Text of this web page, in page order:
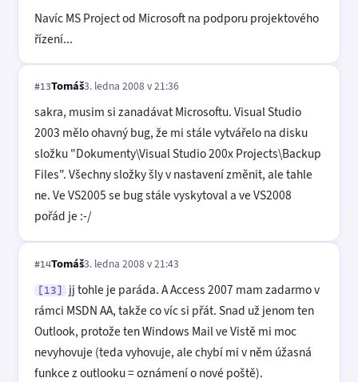
Navíc MS Project od Microsoft na podporu projektového
řízení...
#13Tomáš3. ledna 2008 v 21:36
sakra, musim si zanadávat Microsoftu. Visual Studio
2003 mělo ohavný bug, že mi stále vytvářelo na disku
složku "Dokumenty\Visual Studio 200x Projects\Backup
Files". Všechny složky šly v nastavení změnit, ale tahle
ne. Ve VS2005 se bug stále vyskytoval a ve VS2008
pořád je :-/
#14Tomáš3. ledna 2008 v 21:43
[13]
jj tohle je paráda. A Access 2007 mam zadarmo v
rámci MSDN AA, takže co víc si přát. Snad už jenom ten
Outlook, protože ten Windows Mail ve Vistě mi moc
nevyhovuje (teda vyhovuje, ale chybí mi v něm úžasná
funkce z outlooku = oznámení o nové poště).